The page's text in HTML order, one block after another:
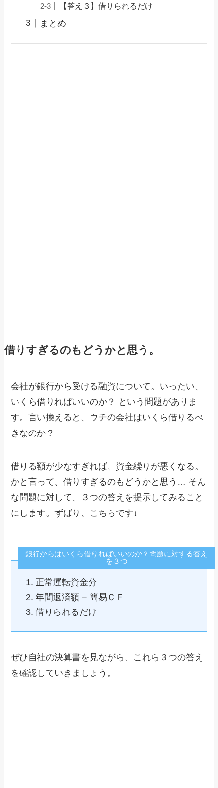
【答え３】借りられるだけ
まとめ
借りすぎるのもどうかと思う。
会社が銀行から受ける融資について。いったい、
いくら借りればいいのか？ という問題がありま
す。言い換えると、ウチの会社はいくら借りるべ
きなのか？
借りる額が少なすぎれば、資金繰りが悪くなる。
かと言って、借りすぎるのもどうかと思う… そん
な問題に対して、３つの答えを提示してみること
にします。ずばり、こちらです↓
銀行からはいくら借りればいいのか？問題に対する答え
を３つ
正常運転資金分
年間返済額 − 簡易ＣＦ
借りられるだけ
ぜひ自社の決算書を見ながら、これら３つの答え
を確認していきましょう。